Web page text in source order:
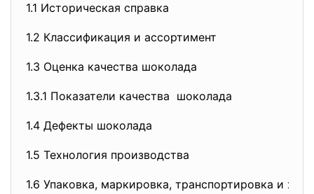
1.1 Историческая справка
1.2 Классификация и ассортимент
1.3 Оценка качества шоколада
1.3.1 Показатели качества шоколада
1.4 Дефекты шоколада
1.5 Технология производства
1.6 Упаковка, маркировка, транспортировка и